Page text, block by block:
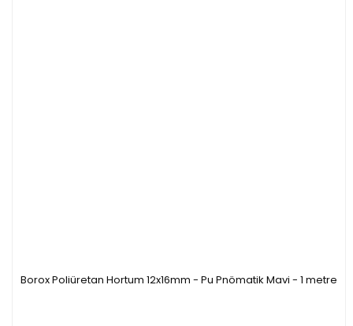
Borox Poliüretan Hortum 12x16mm - Pu Pnömatik Mavi - 1 metre